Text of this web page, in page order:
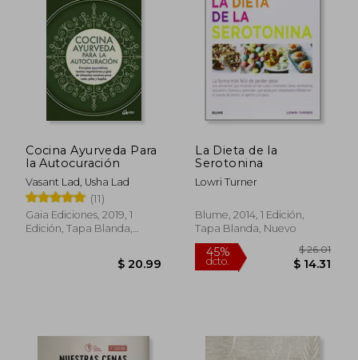
40%
dcto. $ 29.02
45%
Cocina Ayurveda Para
la Autocuración
Vasant Lad, Usha Lad
(11)
Gaia Ediciones, 2019, 1
Edición, Tapa Blanda,
La Dieta de la
Serotonina
Lowri Turner
Blume, 2014, 1 Edición,
Tapa Blanda, Nuevo